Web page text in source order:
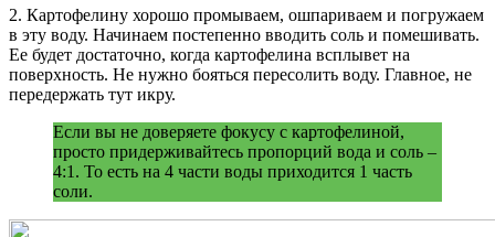
2. Картофелину хорошо промываем, ошпариваем и погружаем
в эту воду. Начинаем постепенно вводить соль и помешивать.
Ее будет достаточно, когда картофелина всплывет на
поверхность. Не нужно бояться пересолить воду. Главное, не
передержать тут икру.
Если вы не доверяете фокусу с картофелиной,
просто придерживайтесь пропорций вода и соль –
4:1. То есть на 4 части воды приходится 1 часть
соли.